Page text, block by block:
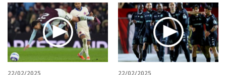
22/02/2025 22/02/2025